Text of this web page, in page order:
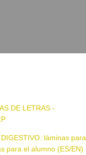
DE LETRAS -
DIGESTIVO: láminas para
para el alumno (ES/EN)